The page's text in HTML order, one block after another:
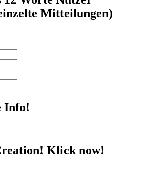
Mitteilungen)
Info!
Klick now!